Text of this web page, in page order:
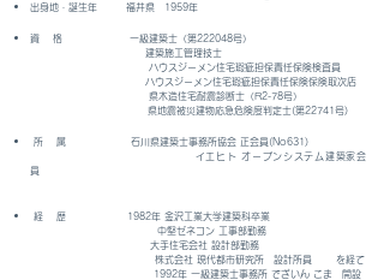
出身地・誕生年 福井県 1959年
資 格 一級建築士（第222048号）
建築施工管理技士
ハウスジーメン住宅瑕疵担保責任保険検査員
ハウスジーメン住宅瑕疵担保責任保険保険取次店
県木造住宅耐震診断士（R2-78号）
県地震被災建物応急危険度判定士(第22741号)
所 属 石川県建築士事務所協会 正会員(No631 )
イエヒト オープンシステム建築家会
員
経 歴 1982年 金沢工業大学建築科卒業
中堅ゼネコン 工事部勤務
大手住宅会社 設計部勤務
株式会社 現代都市研究所 設計所員 を経て
1992年 一級建築士事務所 でざいん こま 開設